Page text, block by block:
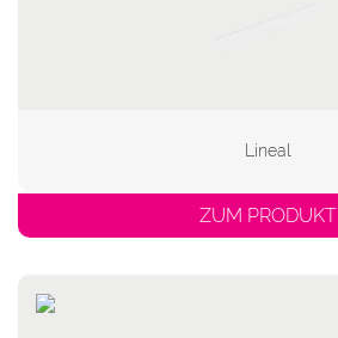
Lineal
ZUM PRODUKT